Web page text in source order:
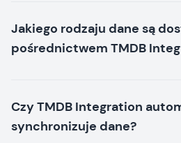
Jakiego rodzaju dane są
pośrednictwem TMDB
Czy TMDB Integration
synchronizuje dane?